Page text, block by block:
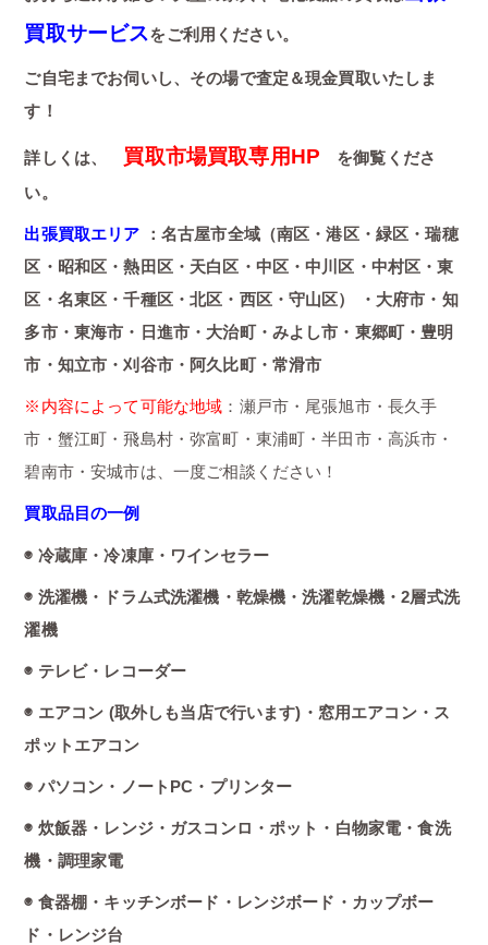
買取サービスをご利用ください。
ご自宅までお伺いし、その場で査定＆現金買取いたしま
す！
詳しくは、 買取市場買取専用HP を御覧くださ
い。
出張買取エリア ：名古屋市全域（南区・港区・緑区・瑞穂
区・昭和区・熱田区・天白区・中区・中川区・中村区・東
区・名東区・千種区・北区・西区・守山区） ・大府市・知
多市・東海市・日進市・大治町・みよし市・東郷町・豊明
市・知立市・刈谷市・阿久比町・常滑市
※内容によって可能な地域 ：瀬戸市・尾張旭市・長久手
市・蟹江町・飛島村・弥富町・東浦町・半田市・高浜市・
碧南市・安城市は、一度ご相談ください！
買取品目の一例
◉ 冷蔵庫・冷凍庫・ワインセラー
◉ 洗濯機・ドラム式洗濯機・乾燥機・洗濯乾燥機・2層式洗
濯機
◉ テレビ・レコーダー
◉ エアコン (取外しも当店で行います)・窓用エアコン・ス
ポットエアコン
◉ パソコン・ノートPC・プリンター
◉ 炊飯器・レンジ・ガスコンロ・ポット・白物家電・食洗
機・調理家電
◉ 食器棚・キッチンボード・レンジボード・カップボー
ド・レンジ台